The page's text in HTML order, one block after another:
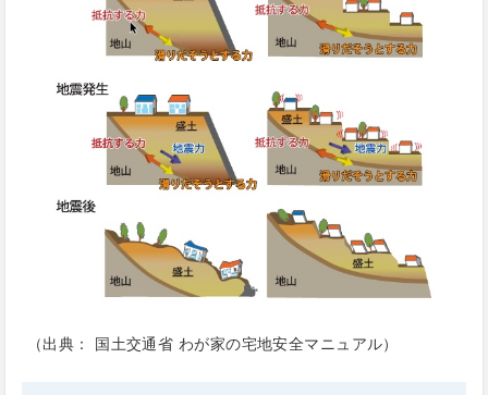
（出典： 国土交通省 わが家の宅地安全マニュアル）